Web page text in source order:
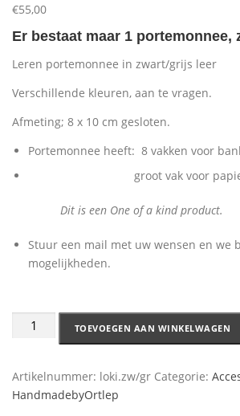
€55,00
Er bestaat maar 1 portemonnee,
Leren portemonnee in zwart/grijs leer
Verschillende kleuren, aan te vragen.
Afmeting; 8 x 10 cm gesloten.
Portemonnee heeft: 8 vakken voor
groot vak voor
Dit is een One of a kind product.
Stuur een mail met uw wensen en we
mogelijkheden.
TOEVOEGEN AAN WINKELWAGEN
Artikelnummer: loki.zw/gr Categorie:
HandmadebyOrtlep